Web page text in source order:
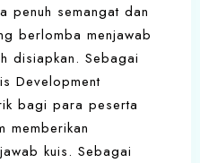
penuh semangat dan
berlomba menjawab
disiapkan. Sebagai
Development
bagi para peserta
memberikan
kuis. Sebagai